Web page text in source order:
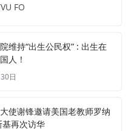
FO
维持“出生公民权” : 出生在
人！
日
使谢锋邀请美国老教师罗纳
基再次访华